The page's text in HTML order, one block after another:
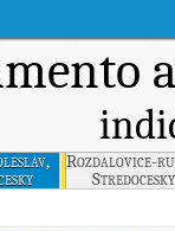
Rozdalovice-
Stredocesky